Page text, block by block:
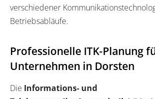
verschiedener
Betriebsabläufe.
Professionelle ITK-Planung
Unternehmen in Dorsten
Die Informations- und